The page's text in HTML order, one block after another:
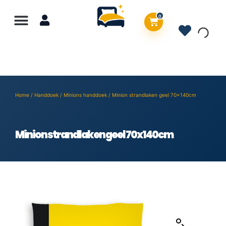
0
Home / Handdoek / Minions handdoek / Minion strandlaken geel 70x140cm
Minion strandlaken geel 70x140cm